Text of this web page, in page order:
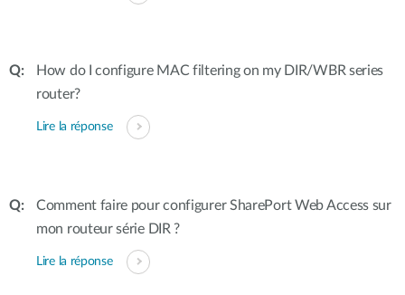
How do I configure MAC filtering on my DIR/WBR series
router?
Lire la réponse
Comment faire pour configurer SharePort Web Access sur
mon routeur série DIR ?
Lire la réponse